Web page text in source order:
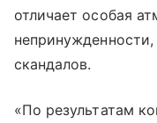
отличает особая
скандалов.
«По результатам